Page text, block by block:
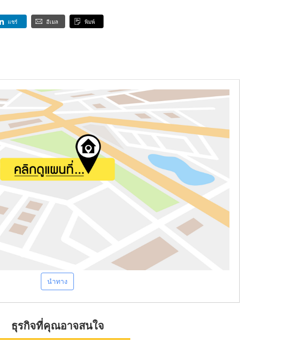
แชร์ อีเมล พิมพ์
นำทาง
ธุรกิจที่คุณอาจสนใจ